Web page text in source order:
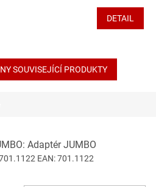
DETAIL
SOUVISEJÍCÍ PRODUKTY
Adaptér JUMBO
EAN:701.1122